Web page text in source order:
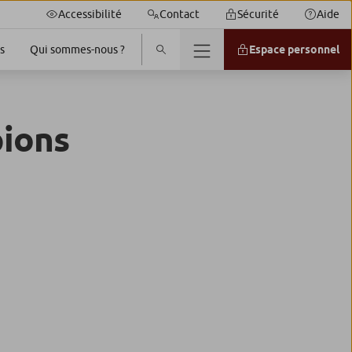
Accessibilité Contact Sécurité Aide
Qui sommes-nous ? Espace personnel